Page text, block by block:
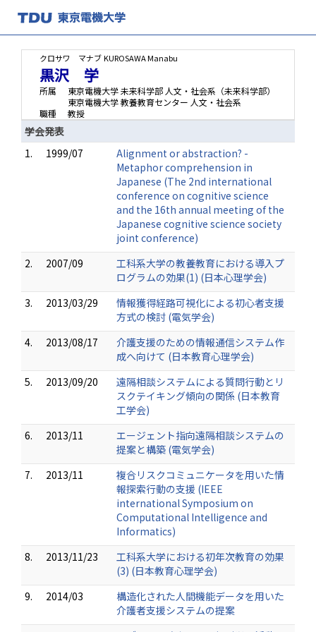
クロサワ マナブKUROSAWA Manabu
黒沢 学
所属
東京電機大学 未来科学部 人文・社会系（未来科学部）
東京電機大学 教養教育センター 人文・社会系
職種
教授
学会発表
1.
1999/07
Alignment or abstraction? -
Metaphor comprehension in
Japanese (The 2nd international
conference on cognitive science
and the 16th annual meeting of the
Japanese cognitive science society
joint conference)
2.
2007/09
工科系大学の教養教育における導入プ
ログラムの効果(1) (日本心理学会)
3.
2013/03/29
情報獲得経路可視化による初心者支援
方式の検討 (電気学会)
4.
2013/08/17
介護支援のための情報通信システム作
成へ向けて (日本教育心理学会)
5.
2013/09/20
遠隔相談システムによる質問行動とリ
スクテイキング傾向の関係 (日本教育
工学会)
6.
2013/11
エージェント指向遠隔相談システムの
提案と構築 (電気学会)
7.
2013/11
複合リスクコミュニケータを用いた情
報探索行動の支援 (IEEE
international Symposium on
Computational Intelligence and
Informatics)
8.
2013/11/23
工科系大学における初年次教育の効果
(3) (日本教育心理学会)
9.
2014/03
構造化された人間機能データを用いた
介護者支援システムの提案